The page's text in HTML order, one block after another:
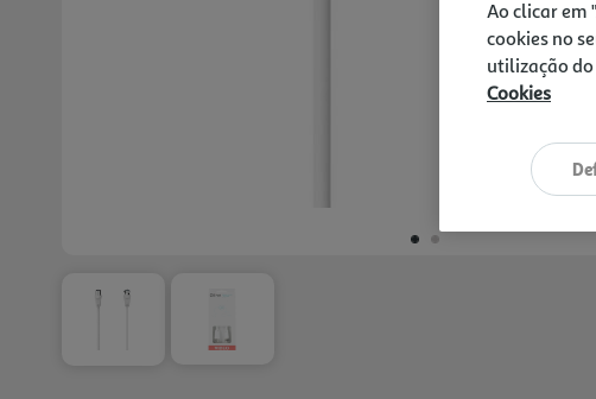
Ao clicar em
cookies no
utilização
Cookies